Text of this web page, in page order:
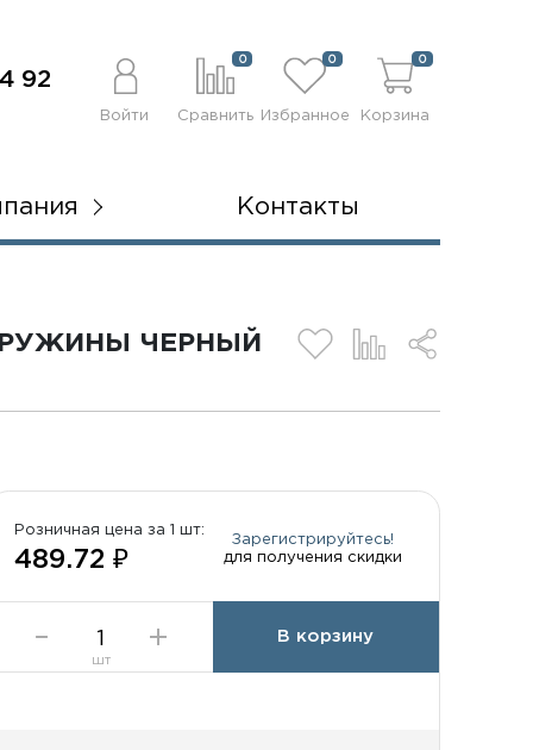
92
Войти
0
Сравнить
0
Избранное
0
Корзина
Контакты
ЧЕРНЫЙ
Розничная цена за 1 шт:
489.72 ₽
Зарегистрируйтесь!
для получения скидки
шт
В корзину